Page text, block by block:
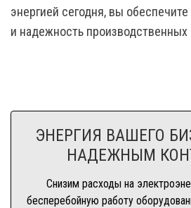
энергией сегодня, вы
и надежность производственных
ЭНЕРГИЯ ВАШЕГО
НАДЕЖНЫМ
Снизим расходы на
бесперебойную работу